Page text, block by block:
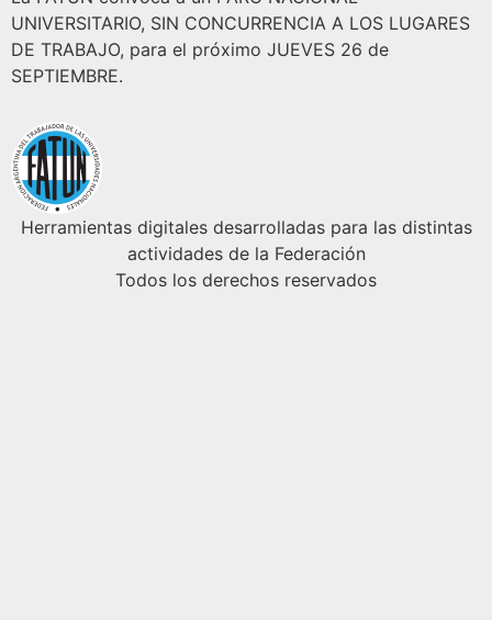
UNIVERSITARIO, SIN CONCURRENCIA A LOS LUGARES
DE TRABAJO, para el próximo JUEVES 26 de
SEPTIEMBRE.
Herramientas digitales desarrolladas para las distintas
actividades de la Federación
Todos los derechos reservados